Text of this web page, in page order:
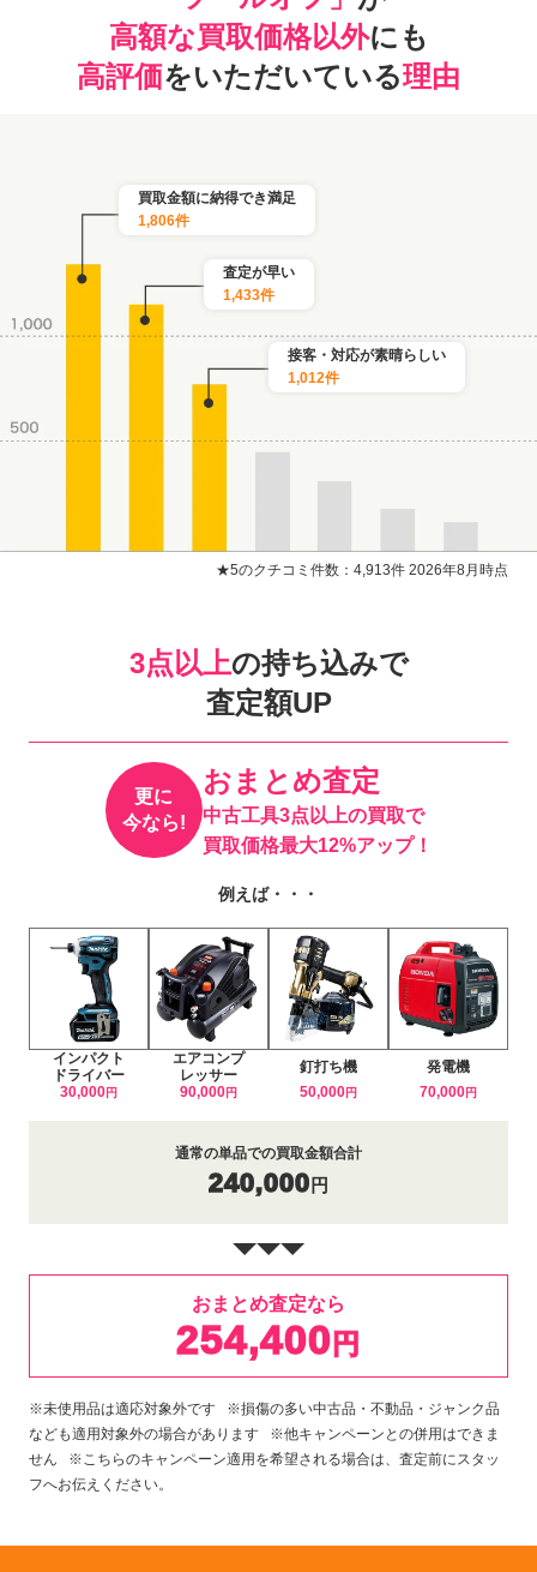
高額な買取価格以外にも
高評価をいただいている理由
買取金額に納得でき満足
1,806件
査定が早い
1,433件
接客・対応が素晴らしい
1,012件
★5のクチコミ件数：4,913件 2026年8月時点
3点以上の持ち込みで
査定額UP
更に
今なら!
おまとめ査定
中古工具3点以上の買取で
買取価格最大12%アップ！
例えば・・・
インパクト
ドライバー
30,000円
エアコンプ
レッサー
90,000円
釘打ち機
50,000円
発電機
70,000円
通常の単品での買取金額合計
240,000 円
おまとめ査定なら
254,400 円
※未使用品は適応対象外です ※損傷の多い中古品・不動品・ジャンク品
なども適用対象外の場合があります ※他キャンペーンとの併用はできま
せん ※こちらのキャンペーン適用を希望される場合は、査定前にスタッ
フへお伝えください。